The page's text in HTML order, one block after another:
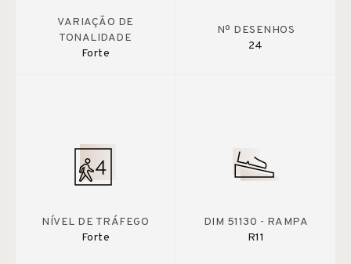
VARIAÇÃO DE
TONALIDADE
Forte
Nº DESENHOS
24
NÍVEL DE TRÁFEGO
Forte
DIM 51130 - RAMPA
R11